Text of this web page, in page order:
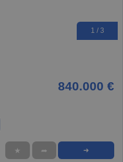
1 / 3
840.000 €
★ ➦ ➜